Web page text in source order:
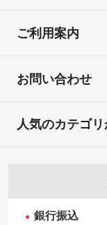
ご利用案内
お問い合わせ
銀行振込
人気のカテゴ